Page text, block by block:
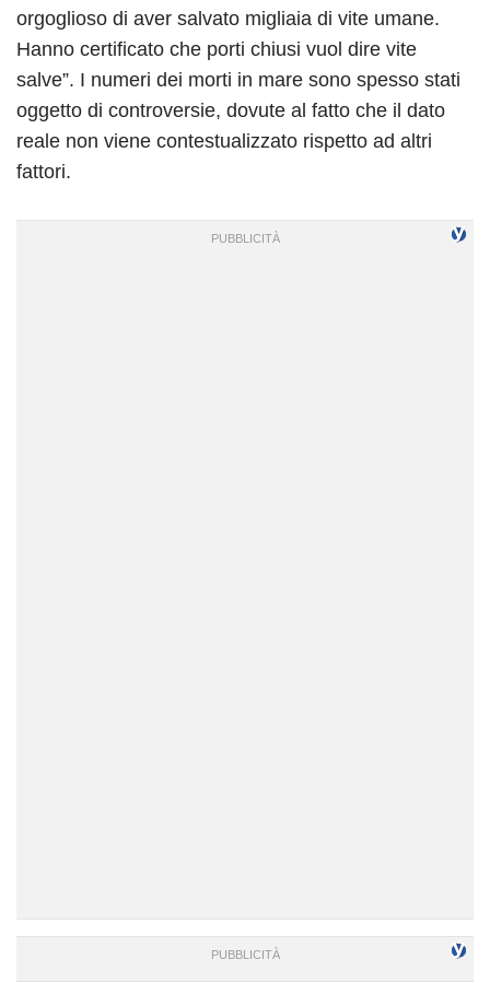
orgoglioso di aver salvato migliaia di vite umane.
Hanno certificato che porti chiusi vuol dire vite
salve”. I numeri dei morti in mare sono spesso stati
oggetto di controversie, dovute al fatto che il dato
reale non viene contestualizzato rispetto ad altri
fattori.